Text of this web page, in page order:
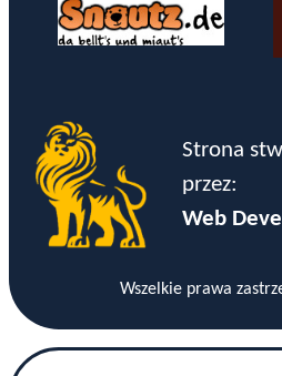
Strona
przez:
Web
Wszelkie prawa